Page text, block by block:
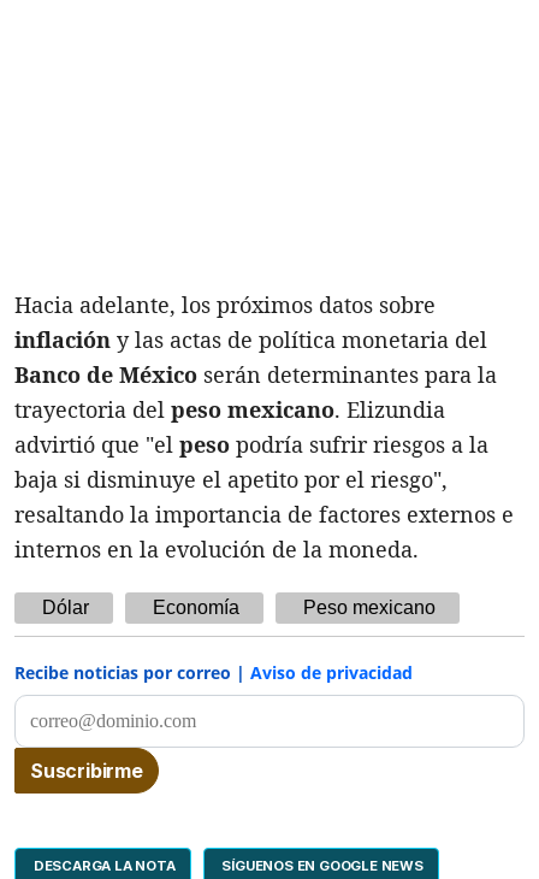
Hacia adelante, los próximos datos sobre
inflación y las actas de política monetaria del
Banco de México serán determinantes para la
trayectoria del peso mexicano. Elizundia
advirtió que "el peso podría sufrir riesgos a la
baja si disminuye el apetito por el riesgo",
resaltando la importancia de factores externos e
internos en la evolución de la moneda.
Dólar Economía Peso mexicano
Recibe noticias por correo | Aviso de privacidad
DESCARGA LA NOTA SÍGUENOS EN GOOGLE NEWS